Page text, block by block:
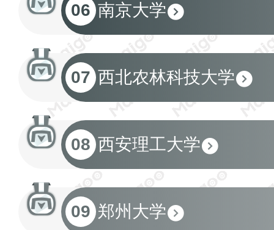
06 南京大学
07 西北农林科技大学
08 西安理工大学
09 郑州大学